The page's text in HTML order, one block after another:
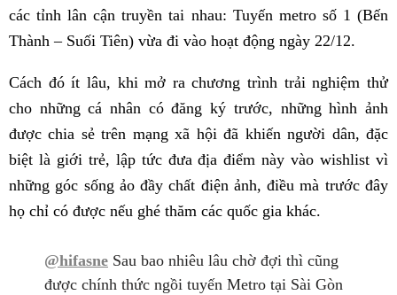
các tỉnh lân cận truyền tai nhau: Tuyến metro số 1 (Bến
Thành – Suối Tiên) vừa đi vào hoạt động ngày 22/12.
Cách đó ít lâu, khi mở ra chương trình trải nghiệm thử
cho những cá nhân có đăng ký trước, những hình ảnh
được chia sẻ trên mạng xã hội đã khiến người dân, đặc
biệt là giới trẻ, lập tức đưa địa điểm này vào wishlist vì
những góc sống ảo đầy chất điện ảnh, điều mà trước đây
họ chỉ có được nếu ghé thăm các quốc gia khác.
@hifasne Sau bao nhiêu lâu chờ đợi thì cũng
được chính thức ngồi tuyến Metro tại Sài Gòn